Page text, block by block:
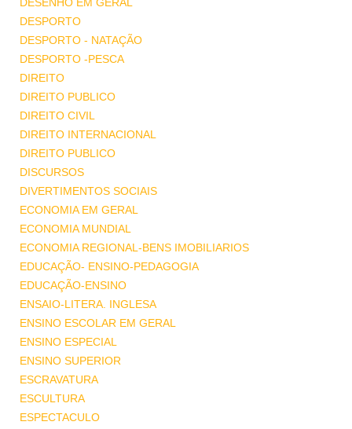
DESPORTO
DESPORTO - NATAÇÃO
DESPORTO -PESCA
DIREITO
DIREITO PUBLICO
DIREITO CIVIL
DIREITO INTERNACIONAL
DIREITO PUBLICO
DISCURSOS
DIVERTIMENTOS SOCIAIS
ECONOMIA EM GERAL
ECONOMIA MUNDIAL
ECONOMIA REGIONAL-BENS IMOBILIARIOS
EDUCAÇÃO- ENSINO-PEDAGOGIA
EDUCAÇÃO-ENSINO
ENSAIO-LITERA. INGLESA
ENSINO ESCOLAR EM GERAL
ENSINO ESPECIAL
ENSINO SUPERIOR
ESCRAVATURA
ESCULTURA
ESPECTACULO